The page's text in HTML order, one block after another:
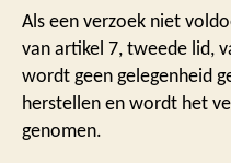
Als een verzoek niet
van artikel 7, tweede lid,
wordt geen gelegenheid
herstellen en wordt het
genomen.